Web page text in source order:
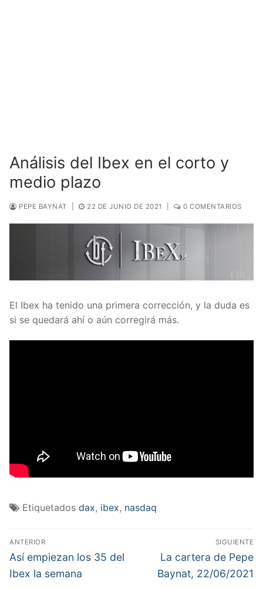
Análisis del Ibex en el corto y
medio plazo
PEPE BAYNAT 22 DE JUNIO DE 2021 0 COMENTARIOS
El Ibex ha tenido una primera corrección, y la duda es
si se quedará ahí o aún corregirá más.
Etiquetados dax, ibex, nasdaq
Navegación
de
entradas
ANTERIOR
Entrada
anterior:
Así empiezan los 35 del
Ibex la semana
SIGUIENTE
Entrada
siguiente:
La cartera de Pepe
Baynat, 22/06/2021